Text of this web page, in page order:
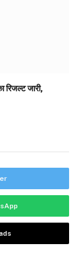
रिजल्ट जारी,